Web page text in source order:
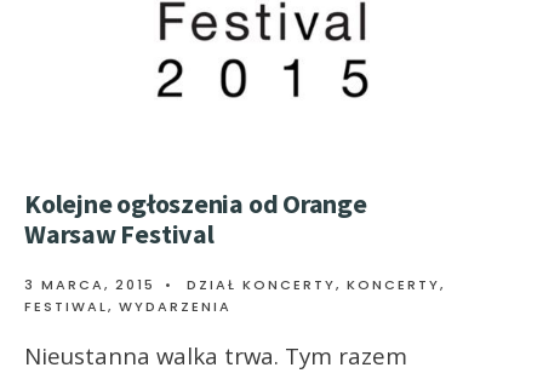
Kolejne ogłoszenia od Orange
Warsaw Festival
3 MARCA, 2015 • DZIAŁ KONCERTY, KONCERTY,
FESTIWAL, WYDARZENIA
Nieustanna walka trwa. Tym razem